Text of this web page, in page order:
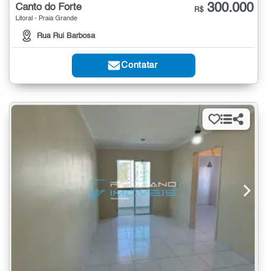
Canto do Forte
Litoral - Praia Grande
Rua Rui Barbosa
R$ 300.000
Contatar